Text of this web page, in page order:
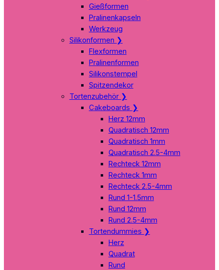
Gießformen
Pralinenkapseln
Werkzeug
Silikonformen ❯
Flexformen
Pralinenformen
Silikonstempel
Spitzendekor
Tortenzubehör ❯
Cakeboards ❯
Herz 12mm
Quadratisch 12mm
Quadratisch 1mm
Quadratisch 2.5-4mm
Rechteck 12mm
Rechteck 1mm
Rechteck 2.5-4mm
Rund 1-1.5mm
Rund 12mm
Rund 2.5-4mm
Tortendummies ❯
Herz
Quadrat
Rund